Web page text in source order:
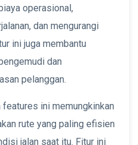
operasional,
dan mengurangi
ini juga membantu
dan
pelanggan.
ini memungkinkan
rute yang paling efisien
jalan saat itu. Fitur ini